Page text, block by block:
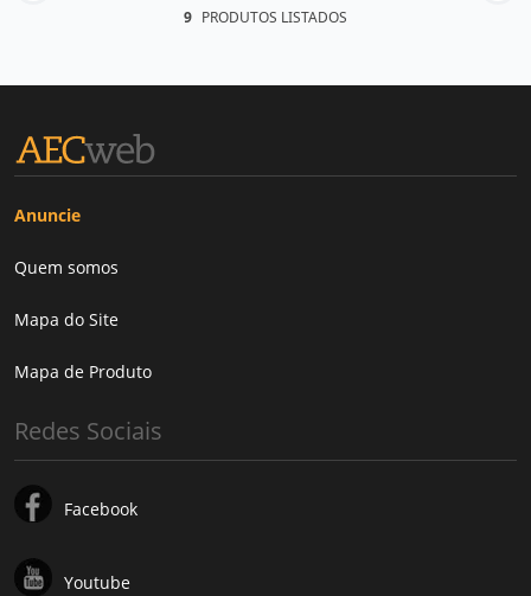
9 PRODUTOS LISTADOS
Anuncie
Quem somos
Mapa do Site
Mapa de Produto
Redes Sociais
Facebook
Youtube